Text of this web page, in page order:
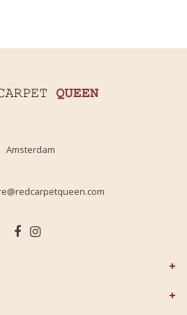
Amsterdam